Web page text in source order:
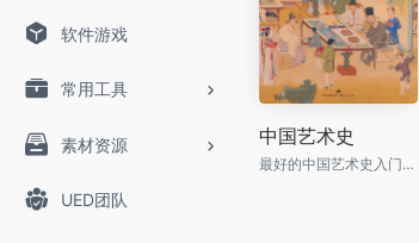
软件游戏
常用工具
素材资源
UED团队
中国艺术史
最好的中国艺术史入门书，牛津、耶鲁、普林斯顿沿用40年之经典读本